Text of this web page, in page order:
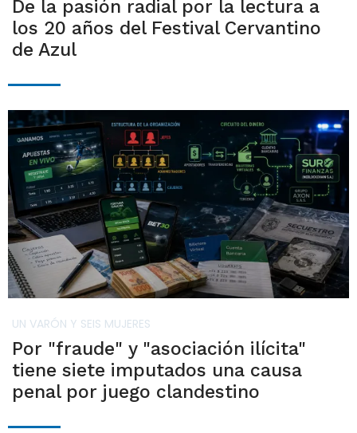
De la pasión radial por la lectura a
los 20 años del Festival Cervantino
de Azul
UN VARÓN Y SEIS MUJERES
Por "fraude" y "asociación ilícita"
tiene siete imputados una causa
penal por juego clandestino